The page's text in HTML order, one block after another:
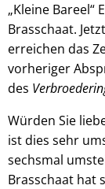
„Kleine Bareel“
Brasschaat.
erreichen das
vorheriger
des
Würden Sie
ist dies sehr
sechsmal
Brasschaat hat